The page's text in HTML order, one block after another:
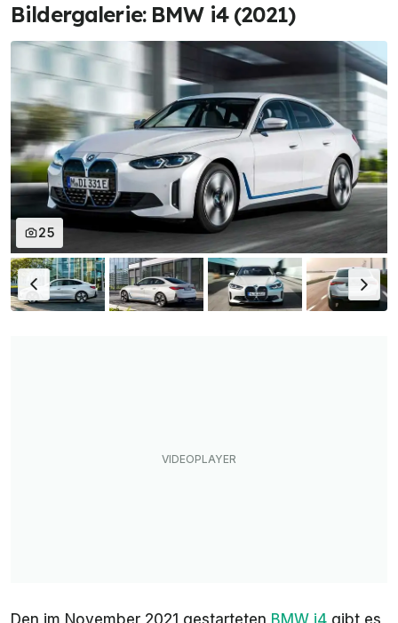
Bildergalerie: BMW i4 (2021)
25
Den im November 2021 gestarteten BMW i4 gibt es